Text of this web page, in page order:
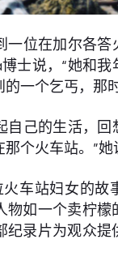
一位在加尔各
士说，“她和
一个乞丐，那
自己的生活，
个火车站。”她
车站妇女的故
物如一个卖柠檬
纪录片为观众提